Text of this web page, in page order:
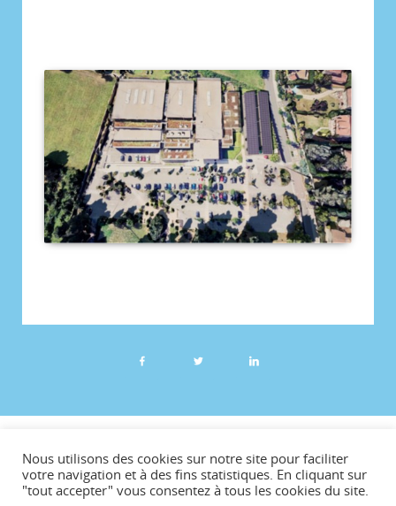
Plan du site
Mentions légales
Nous utilisons des cookies sur notre site pour faciliter
votre navigation et à des fins statistiques. En cliquant sur
"tout accepter" vous consentez à tous les cookies du site.